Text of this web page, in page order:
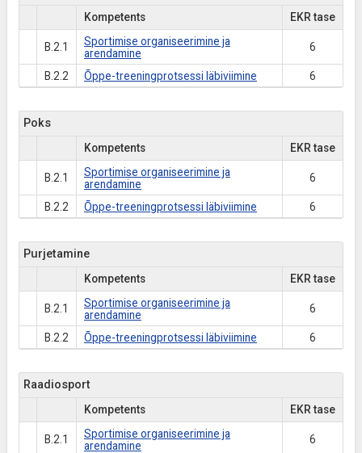
Kompetents EKR tase
B.2.1
Sportimise organiseerimine ja
arendamine
6
B.2.2 Õppe-treeningprotsessi läbiviimine 6
Poks
Kompetents EKR tase
B.2.1
Sportimise organiseerimine ja
arendamine
6
B.2.2 Õppe-treeningprotsessi läbiviimine 6
Purjetamine
Kompetents EKR tase
B.2.1
Sportimise organiseerimine ja
arendamine
6
B.2.2 Õppe-treeningprotsessi läbiviimine 6
Raadiosport
Kompetents EKR tase
B.2.1
Sportimise organiseerimine ja
arendamine
6